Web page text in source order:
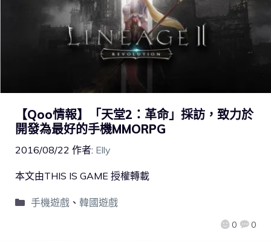
【Qoo情報】「天堂2：革命」採訪，致力於
開發為最好的手機MMORPG
2016/08/22 作者: Elly
0 0
本文由THIS IS GAME 授權轉載
手機遊戲、 韓國遊戲